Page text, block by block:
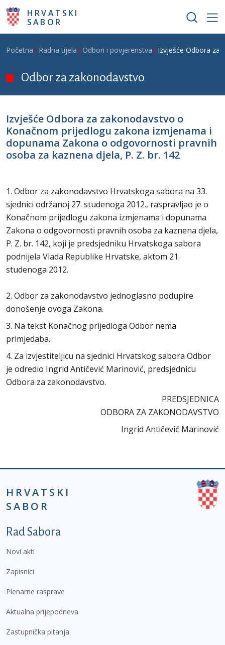
Skoči na glavni sadržaj
HRVATSKI
SABOR
Breadcrumb
Početna Radna tijela Odbori i povjerenstva Izvješće Odbora za
Odbor za zakonodavstvo
Izvješće Odbora za zakonodavstvo o
Konačnom prijedlogu zakona izmjenama i
dopunama Zakona o odgovornosti pravnih
osoba za kaznena djela, P. Z. br. 142
1. Odbor za zakonodavstvo Hrvatskoga sabora na 33.
sjednici održanoj 27. studenoga 2012., raspravljao je o
Konačnom prijedlogu zakona izmjenama i dopunama
Zakona o odgovornosti pravnih osoba za kaznena djela,
P. Z. br. 142, koji je predsjedniku Hrvatskoga sabora
podnijela Vlada Republike Hrvatske, aktom 21.
studenoga 2012.
2. Odbor za zakonodavstvo jednoglasno podupire
donošenje ovoga Zakona.
3. Na tekst Konačnog prijedloga Odbor nema
primjedaba.
4. Za izvjestiteljicu na sjednici Hrvatskog sabora Odbor
je odredio Ingrid Antičević Marinović, predsjednicu
Odbora za zakonodavstvo.
PREDSJEDNICA
ODBORA ZA ZAKONODAVSTVO
Ingrid Antičević Marinović
HRVATSKI
SABOR
Podnožje prvi izbornik
Rad Sabora
Novi akti
Zapisnici
Plenarne rasprave
Aktualna prijepodneva
Zastupnička pitanja